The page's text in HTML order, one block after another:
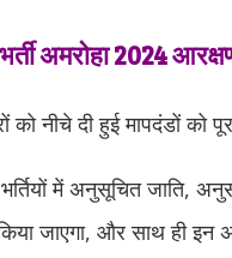
अमरोहा 2024
को नीचे दी हुई मापदंडों को
में अनुसूचित जाति,
जाएगा, और साथ ही इन